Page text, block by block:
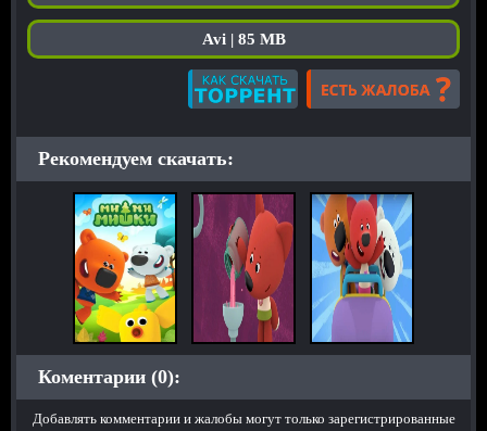
Avi | 85 MB
Рекомендуем скачать:
Коментарии (0):
Добавлять комментарии и жалобы могут только зарегистрированные